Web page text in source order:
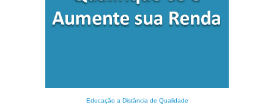
Educação a Distância de Qualidade